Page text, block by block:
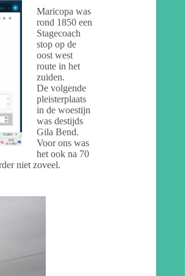
Maricopa was
rond 1850 een
Stagecoach
stop op de
oost west
route in het
zuiden.
De volgende
pleisterplaats
in de woestijn
was destijds
Gila Bend.
Voor ons was
het ook na 70
niet zoveel.